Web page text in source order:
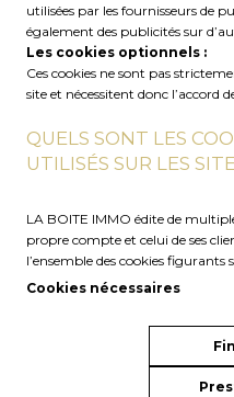
utilisées par les fournisseurs de
également des publicités sur
Les cookies optionnels :
Ces cookies ne sont pas
site et nécessitent donc l’accord
QUELS SONT LES
UTILISÉS SUR LES
LA BOITE IMMO édite de
propre compte et celui de ses
l’ensemble des cookies figurants
Cookies nécessaires